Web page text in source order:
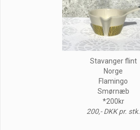
Stavanger flint
Norge
Flamingo
Smørnæb
*200kr
200,- DKK pr. stk.